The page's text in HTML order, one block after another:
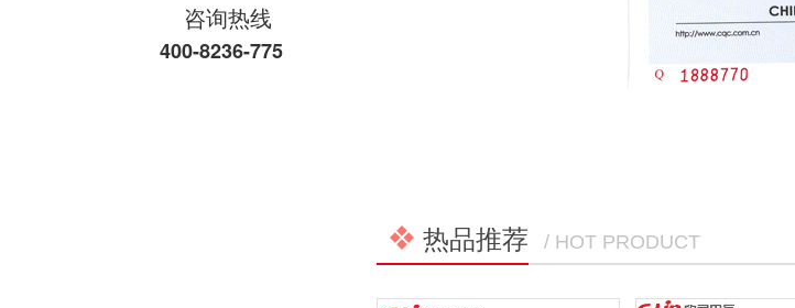
热品推荐 / HOT PRODUCT
欣灵“粽”头戏丨乐享『端午游园会』
咨询热线
400-8236-775